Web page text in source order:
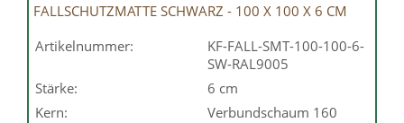
FALLSCHUTZMATTE SCHWARZ - 100 X 100 X 6 CM
Artikelnummer:
KF-FALL-SMT-100-100-6-
SW-RAL9005
Stärke:
6 cm
Kern:
Verbundschaum 160